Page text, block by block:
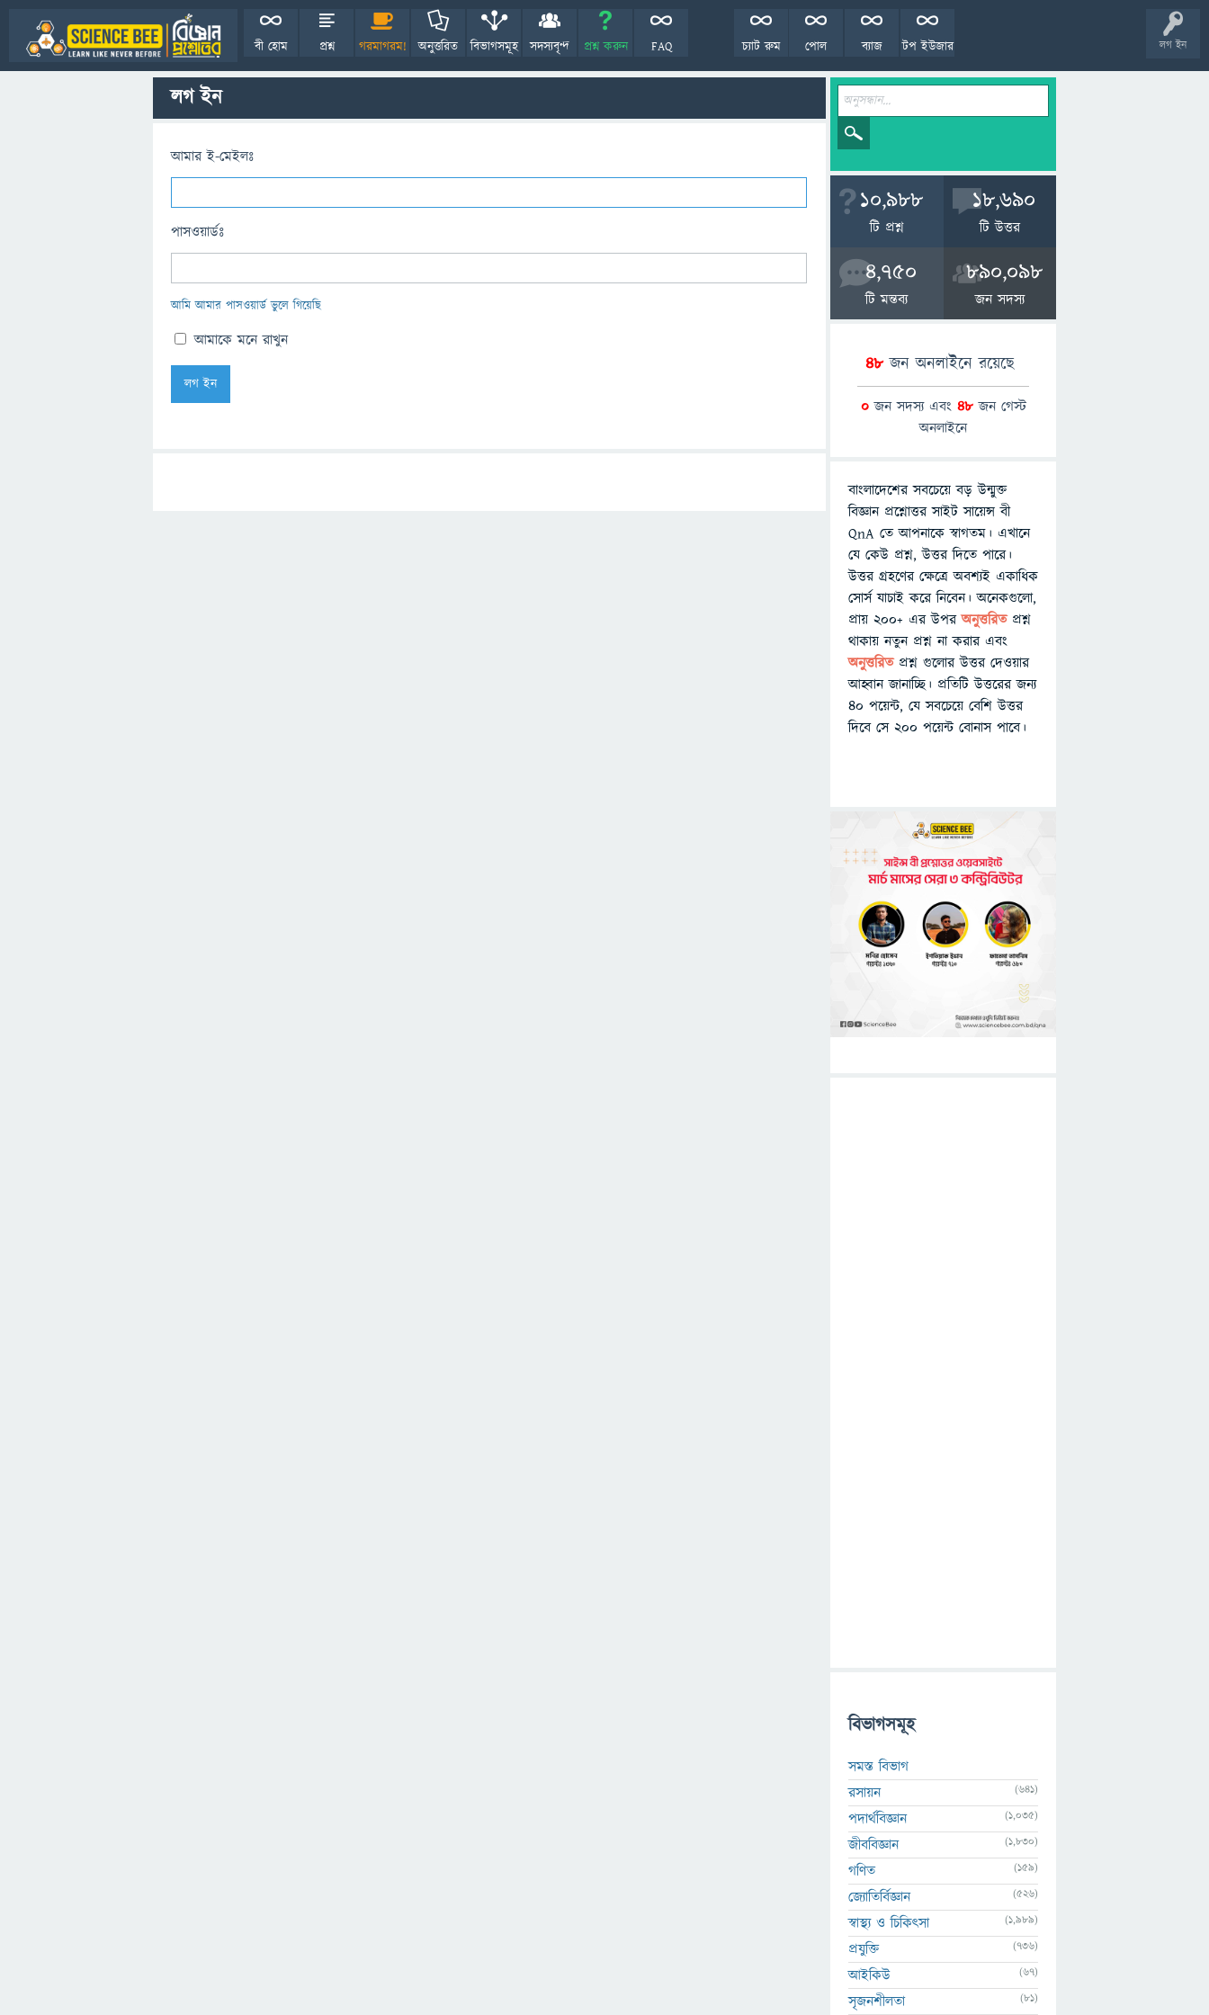
লগ ইন
বী হোম প্রশ্ন গরমাগরম! অনুত্তরিত বিভাগসমূহ সদস্যবৃন্দ প্রশ্ন করুন FAQ টপ ইউজার
ব্যাজ
পোল
চ্যাট রুম
লগ ইন
আমার ই-মেইলঃ
পাসওয়ার্ডঃ
আমি আমার পাসওয়ার্ড ভুলে গিয়েছি
আমাকে মনে রাখুন
10,988
টি প্রশ্ন
18,690
টি উত্তর
4,750
টি মন্তব্য
890,098
জন সদস্য
48জন অনলাইনে রয়েছে
0জন সদস্য এবং 48জন গেস্ট
অনলাইনে
বাংলাদেশের সবচেয়ে বড় উন্মুক্ত
বিজ্ঞান প্রশ্নোত্তর সাইট সায়েন্স বী
QnA তে আপনাকে স্বাগতম। এখানে
যে কেউ প্রশ্ন, উত্তর দিতে পারে।
উত্তর গ্রহণের ক্ষেত্রে অবশ্যই একাধিক
সোর্স যাচাই করে নিবেন। অনেকগুলো,
প্রায় ২০০+ এর উপরঅনুত্তরিতপ্রশ্ন
থাকায় নতুন প্রশ্ন না করার এবং
অনুত্তরিত প্রশ্ন গুলোর উত্তর দেওয়ার
আহ্বান জানাচ্ছি। প্রতিটি উত্তরের জন্য
৪০ পয়েন্ট, যে সবচেয়ে বেশি উত্তর
দিবে সে ২০০ পয়েন্ট বোনাস পাবে।
বিভাগসমূহ
সমস্ত বিভাগ
রসায়ন
(641)
পদার্থবিজ্ঞান (1,035)
জীববিজ্ঞান (1,830)
গণিত (159)
জ্যোতির্বিজ্ঞান (526)
স্বাস্থ্য ও চিকিৎসা (1,989)
প্রযুক্তি (736)
আইকিউ (67)
সৃজনশীলতা (81)